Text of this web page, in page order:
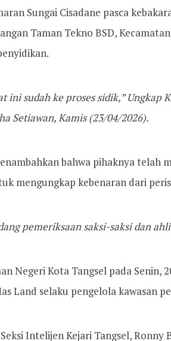
Sungai Cisadane pasca
Taman Tekno BSD,
ini sudah ke proses sidik,” Ungkap
Setiawan, Kamis (23/04/2026).
bahwa pihaknya telah
mengungkap kebenaran dari
pemeriksaan saksi-saksi dan
Negeri Kota Tangsel pada
Land selaku pengelola kawasan
Intelijen Kejari Tangsel,